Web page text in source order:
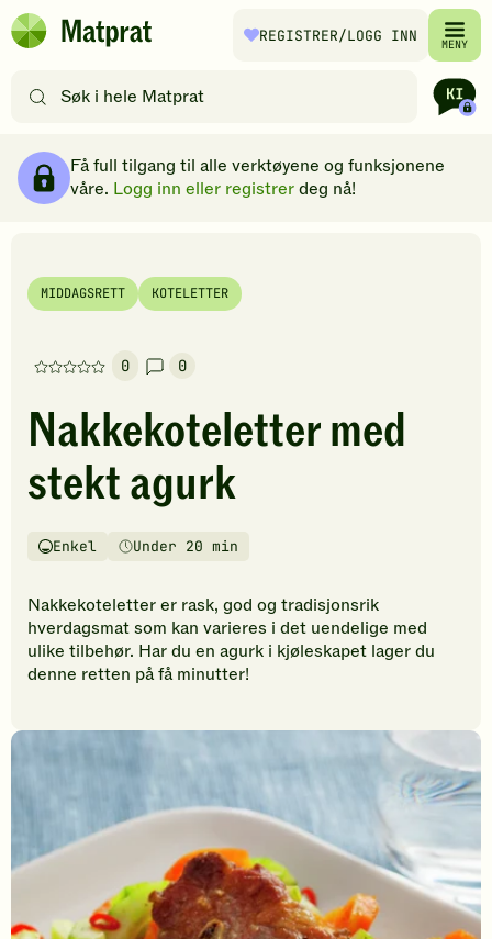
Hopp til hovedinnhold
Matprat
REGISTRER/LOGG INN MENY
etter
filtre
Få full tilgang til alle verktøyene og funksjonene
våre. Logg inn eller registrerdeg nå!
MIDDAGSRETT KOTELETTER
0
Denne
har
foreløpig
ingen
vurderinger.
den
til
å
vurdere
denne
0
Nakkekoteletter med
stekt agurk
Vanskelighetsgrad
Enkel
TilberedningstidUnder 20 min
Nakkekoteletter er rask, god og tradisjonsrik
hverdagsmat som kan varieres i det uendelige med
ulike tilbehør. Har du en agurk i kjøleskapet lager du
denne retten på få minutter!